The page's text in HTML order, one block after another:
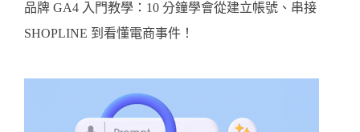
品牌 GA4 入門教學：10 分鐘學會從建立帳號、串接
SHOPLINE 到看懂電商事件！